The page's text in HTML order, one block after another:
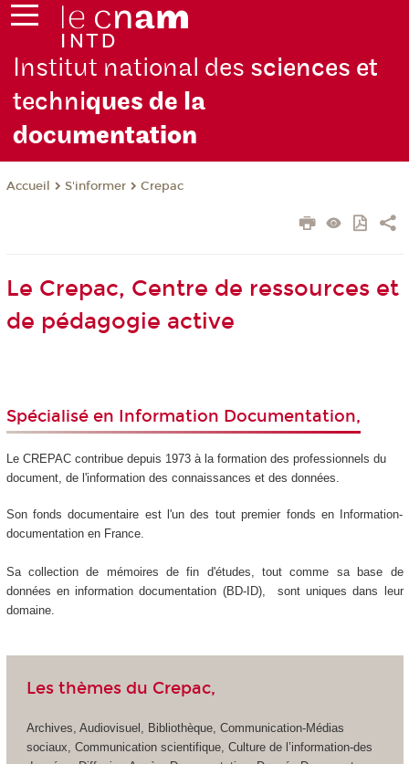
Institut national des sciences et
techniques de la
documentation
Accueil S'informer Crepac
Le Crepac, Centre de ressources et
de pédagogie active
Spécialisé en Information Documentation,
Le CREPAC contribue depuis 1973 à la formation des professionnels du
document, de l'information des connaissances et des données.
Son fonds documentaire est l'un des tout premier fonds en Information-
documentation en France.
Sa collection de mémoires de fin d'études, tout comme sa base de
données en information documentation (BD-ID), sont uniques dans leur
domaine.
Les thèmes du Crepac,
Archives, Audiovisuel, Bibliothèque, Communication-Médias
sociaux, Communication scientifique, Culture de l’information-des